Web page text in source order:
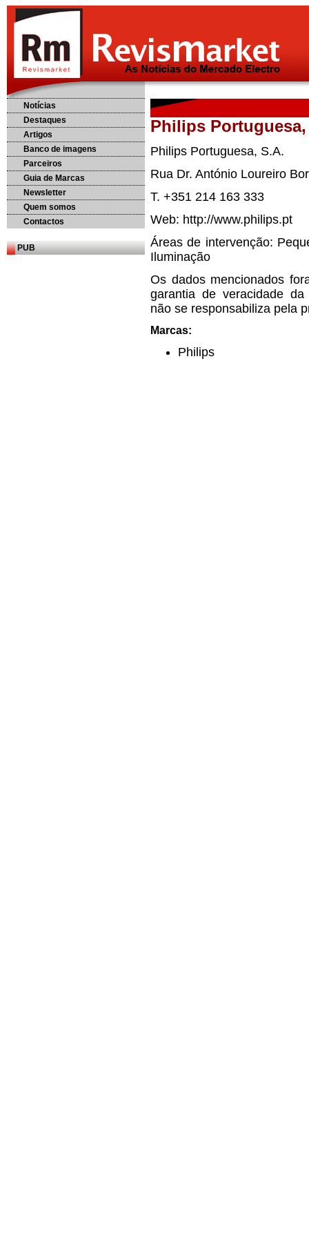
Notícias
Destaques
Artigos
Banco de imagens
Parceiros
Guia de Marcas
Newsletter
Quem somos
Contactos
PUB
Philips Portuguesa,
Philips Portuguesa, S.A.
Rua Dr. António Loureiro
T. +351 214 163 333
Web: http://www.philips.pt
Áreas de intervenção:
Iluminação
Os dados mencionados
garantia de veracidade da
não se responsabiliza pela
Marcas:
Philips